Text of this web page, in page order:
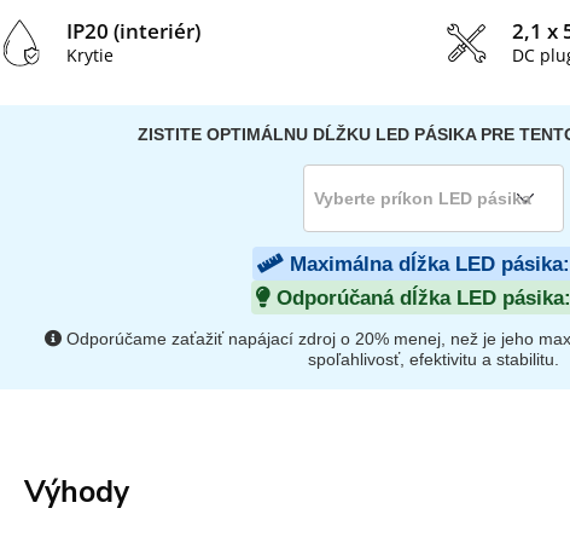
IP20 (interiér)
Krytie
2,1 x
DC
ZISTITE OPTIMÁLNU DĹŽKU LED PÁSIKA PRE
Maximálna dĺžka LED pásika:
Odporúčaná dĺžka LED pásika:
Odporúčame zaťažiť napájací zdroj o 20% menej, než je jeho
spoľahlivosť, efektivitu a stabilitu.
Výhody